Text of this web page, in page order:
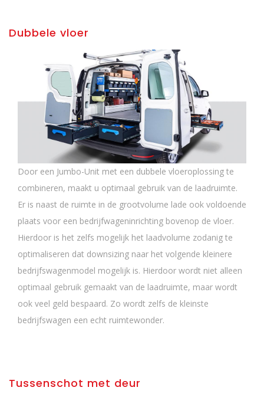
Dubbele vloer
Door een Jumbo-Unit met een dubbele vloeroplossing te
combineren, maakt u optimaal gebruik van de laadruimte.
Er is naast de ruimte in de grootvolume lade ook voldoende
plaats voor een bedrijfwageninrichting bovenop de vloer.
Hierdoor is het zelfs mogelijk het laadvolume zodanig te
optimaliseren dat downsizing naar het volgende kleinere
bedrijfswagenmodel mogelijk is. Hierdoor wordt niet alleen
optimaal gebruik gemaakt van de laadruimte, maar wordt
ook veel geld bespaard. Zo wordt zelfs de kleinste
bedrijfswagen een echt ruimtewonder.
Tussenschot met deur